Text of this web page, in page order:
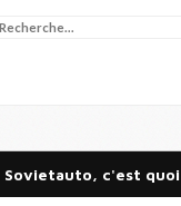
Sovietauto, c'est quoi